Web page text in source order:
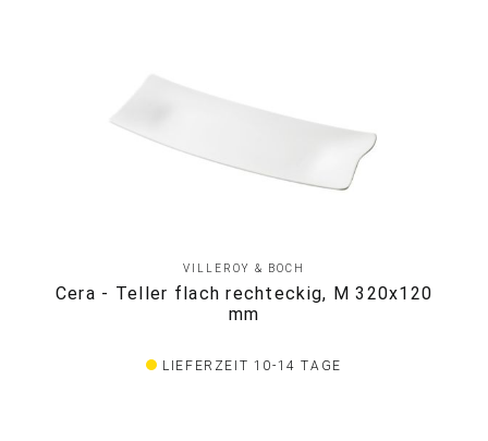
VILLEROY & BOCH
Cera - Teller flach rechteckig, M 320x120
mm
LIEFERZEIT 10-14 TAGE